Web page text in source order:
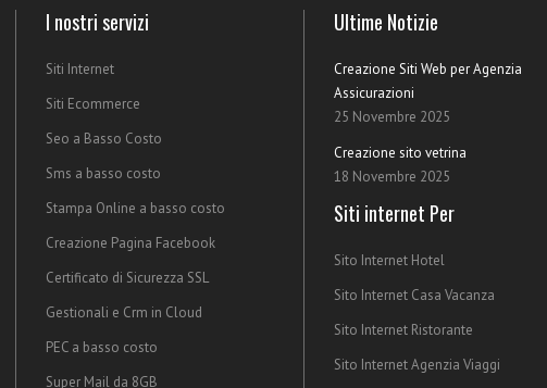
I nostri servizi
Siti Internet
Siti Ecommerce
Seo a Basso Costo
Sms a basso costo
Stampa Online a basso costo
Creazione Pagina Facebook
Certificato di Sicurezza SSL
Gestionali e Crm in Cloud
PEC a basso costo
Super Mail da 8GB
Ultime Notizie
Creazione Siti Web per Agenzia
Assicurazioni
25 Novembre 2025
Creazione sito vetrina
18 Novembre 2025
Siti internet Per
Sito Internet Hotel
Sito Internet Casa Vacanza
Sito Internet Ristorante
Sito Internet Agenzia Viaggi